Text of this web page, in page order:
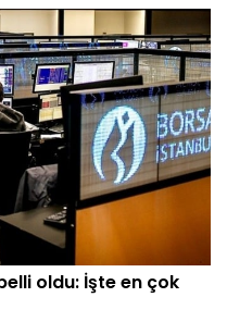
oldu: İşte en çok